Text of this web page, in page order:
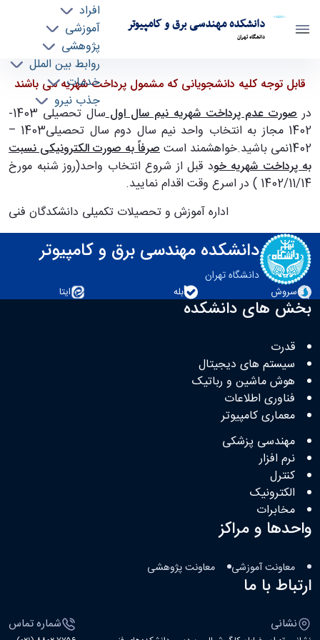
دانشکده مهندسی برق و کامپیوتر
دانشگاه تهران
افراد
آموزشی
پژوهشی
روابط بین الملل
خدمات
جذب نیرو
قابل توجه کلیه دانشجویانی که مشمول پرداخت
شهریه می باشند - ece- دانشکده مهندسی برق و
کامپیوتر
قابل توجه کلیه دانشجویانی که مشمول پرداخت شهریه می باشند
درصورت عدم پرداخت شهریه نیم سال اول
سال تحصیلی 1403-
1402 مجاز به انتخاب واحد نیم سال دوم سال تحصیلی1403 –
1402نمی باشید.خواهشمند است
صرفاً به صورت الکترونیکی نسبت
به پرداخت شهریه خود قبل از شروع انتخاب واحد(روز شنبه مورخ
1402/11/14 ) در اسرع وقت اقدام نمایید.
اداره آموزش و تحصیلات تکمیلی دانشکدگان فنی
دانشکده مهندسی برق و کامپیوتر
دانشگاه تهران
سروش
بله ایتا
بخش های دانشکده
قدرت
سیستم های دیجیتال
هوش ماشین و رباتیک
فناوری اطلاعات
معماری کامپیوتر
مهندسی پزشکی
نرم افزار
کنترل
الکترونیک
مخابرات
واحدها و مراکز
معاونت آموزشی معاونت پژوهشی
ارتباط با ما
نشانی شماره تماس